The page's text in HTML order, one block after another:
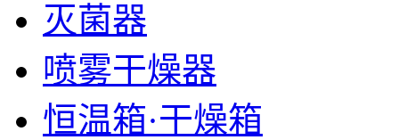
灭菌器
喷雾干燥器
恒温箱·干燥箱